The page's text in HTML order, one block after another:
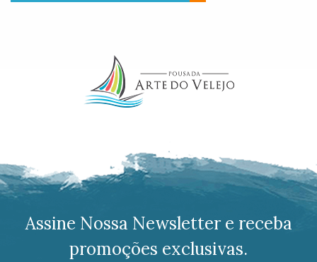
Assine Nossa Newsletter e receba
promoções exclusivas.